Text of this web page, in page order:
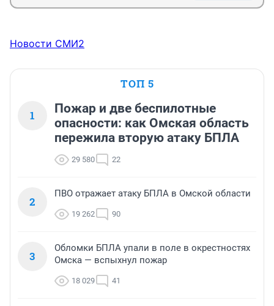
Новости СМИ2
ТОП 5
1
Пожар и две беспилотные
опасности: как Омская область
пережила вторую атаку БПЛА
29 580 22
2
ПВО отражает атаку БПЛА в Омской области
19 262 90
3
Обломки БПЛА упали в поле в окрестностях
Омска — вспыхнул пожар
18 029 41